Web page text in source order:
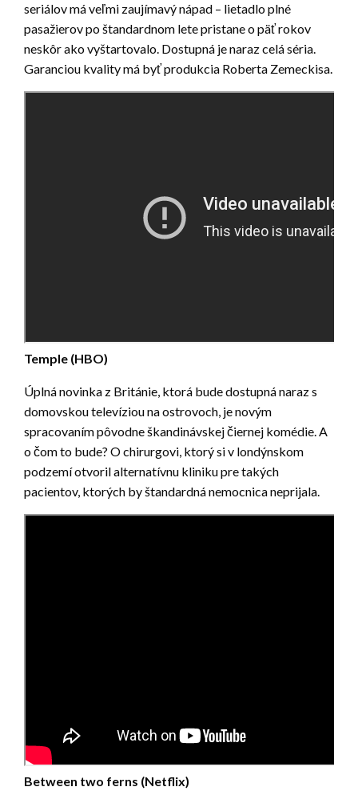
seriálov má veľmi zaujímavý nápad – lietadlo plné
pasažierov po štandardnom lete pristane o päť rokov
neskôr ako vyštartovalo. Dostupná je naraz celá séria.
Garanciou kvality má byť produkcia Roberta Zemeckisa.
Temple (HBO)
Úplná novinka z Británie, ktorá bude dostupná naraz s
domovskou televíziou na ostrovoch, je novým
spracovaním pôvodne škandinávskej čiernej komédie. A
o čom to bude? O chirurgovi, ktorý si v londýnskom
podzemí otvoril alternatívnu kliniku pre takých
pacientov, ktorých by štandardná nemocnica neprijala.
Between two ferns (Netflix)